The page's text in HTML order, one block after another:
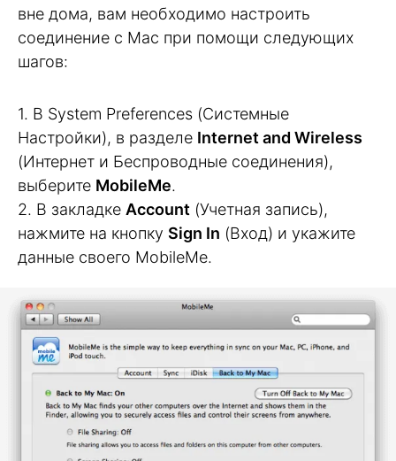
вне дома, вам необходимо настроить
соединение с Mac при помощи следующих
шагов:
1. В System Preferences (Системные
Настройки), в разделе Internet and Wireless
(Интернет и Беспроводные соединения),
выберите MobileMe.
2. В закладке Account (Учетная запись),
нажмите на кнопку Sign In (Вход) и укажите
данные своего MobileMe.